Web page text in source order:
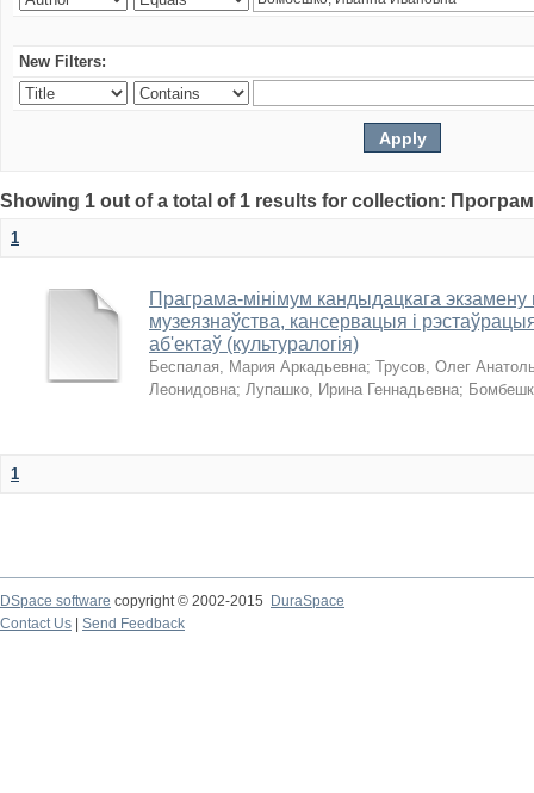
New Filters:
Showing 1 out of a total of 1 results for collection:
1
Праграма-мінімум кандыдацкага
музеязнаўства, кансервацыя і
аб'ектаў (культуралогія)
Беспалая, Мария Аркадьевна; Трусов, Олег
Леонидовна; Лупашко, Ирина Геннадьевна;
1
DSpace software copyright © 2002-2015
DuraSpace
Contact Us
Send Feedback